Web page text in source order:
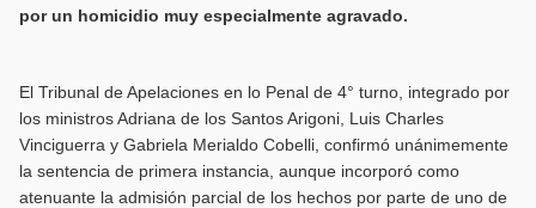
por un homicidio muy especialmente agravado.
El Tribunal de Apelaciones en lo Penal de 4° turno, integrado por
los ministros Adriana de los Santos Arigoni, Luis Charles
Vinciguerra y Gabriela Merialdo Cobelli, confirmó unánimemente
la sentencia de primera instancia, aunque incorporó como
atenuante la admisión parcial de los hechos por parte de uno de